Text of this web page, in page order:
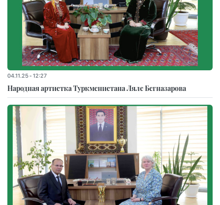
04.11.25 - 12:27
Народная артистка Туркменистана Ляле Бегназарова